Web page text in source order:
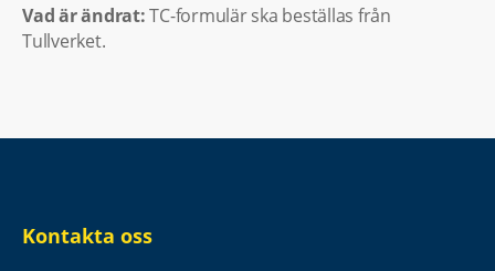
Vad är ändrat:TC-formulär ska beställas från
Tullverket.
Kontakta oss